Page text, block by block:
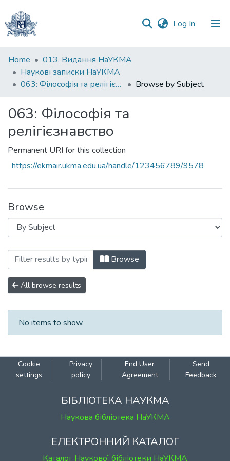
Log In (current)
Communities
&
Collections
Home
013. Видання НаУКМА
Наукові записки НаУКМА
063: Філософія та релігієзнавство
Browse by Subject
063: Філософія та
релігієзнавство
Permanent URI for this collection
https://ekmair.ukma.edu.ua/handle/123456789/9578
Browse
Browsing 063: Філософія та
Browse
All browse results
No items to show.
Cookie
settings
Privacy
policy
End User
Agreement
Send
Feedback
БІБЛІОТЕКА НАУКМА
Наукова бібліотека НаУКМА
ЕЛЕКТРОННИЙ КАТАЛОГ
Каталог Наукової бібліотеки НаУКМА